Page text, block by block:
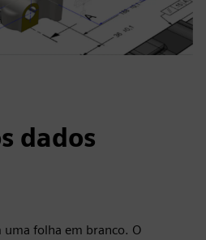
dados
uma folha em branco. O